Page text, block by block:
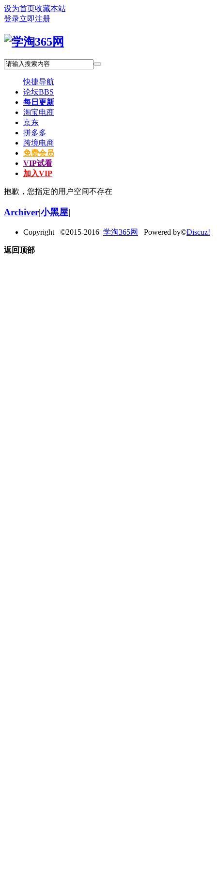
设为首页收藏本站
登录立即注册
快捷导航
论坛BBS
每日更新
淘宝电商
京东
拼多多
跨境电商
免费会员
VIP试看
加入VIP
抱歉，您指定的用户空间不存在
Archiver|小黑屋|
Copyright ©2015-2016 学淘365网 Powered by©Discuz!
返回顶部